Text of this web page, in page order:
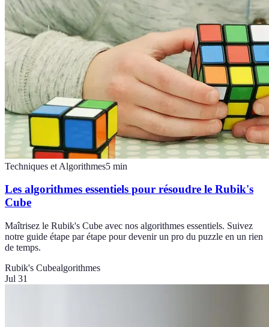
Techniques et Algorithmes5 min
Les algorithmes essentiels pour résoudre le Rubik's
Cube
Maîtrisez le Rubik's Cube avec nos algorithmes essentiels. Suivez
notre guide étape par étape pour devenir un pro du puzzle en un rien
de temps.
Rubik's Cubealgorithmes
Jul 31